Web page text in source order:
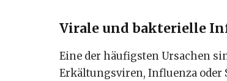
Virale und bakterielle
Eine der häufigsten Ursachen
Erkältungsviren, Influenza oder